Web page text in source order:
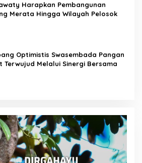
Harapkan Pembangunan
Merata Hingga Wilayah Pelosok
Optimistis Swasembada Pangan
Terwujud Melalui Sinergi Bersama